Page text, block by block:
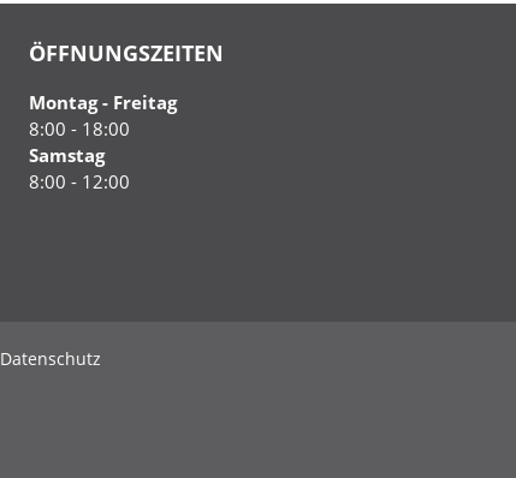
ÖFFNUNGSZEITEN
Montag - Freitag
8:00 - 18:00
Samstag
8:00 - 12:00
Datenschutz